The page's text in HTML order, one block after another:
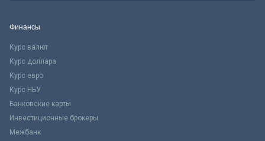
Финансы
Курс валют
Курс доллара
Курс евро
Курс НБУ
Банковские карты
Инвестиционные брокеры
Межбанк